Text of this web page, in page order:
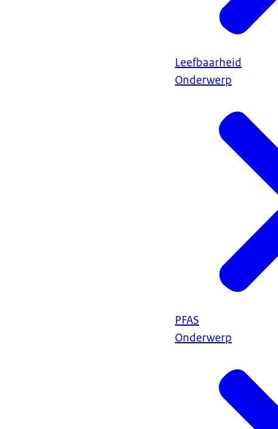
Leefbaarheid
Onderwerp
PFAS
Onderwerp